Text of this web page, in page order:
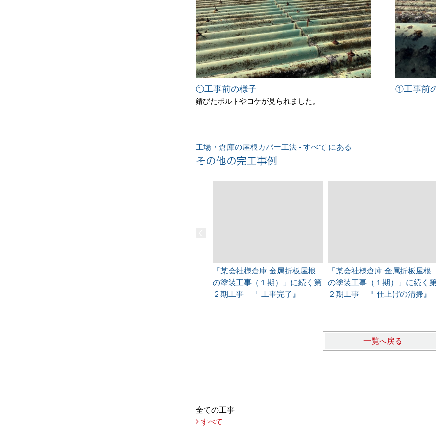
①工事前の様子
錆びたボルトやコケが見られました。
①工事前
工場・倉庫の屋根カバー工法 - すべて にある
その他の完工事例
「某会社様倉庫 金属折板屋根
の塗装工事（１期）」に続く第
２期工事 『 工事完了』
「某会社様倉庫 金属折板屋根
の塗装工事（１期）」に続く
２期工事 『 仕上げの清掃』
一覧へ戻る
全ての工事
すべて